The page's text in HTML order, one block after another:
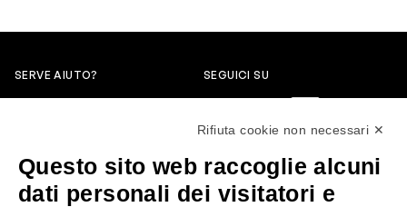
SERVE AIUTO?
servizioclienti@rossiprofumi.it
SEGUICI SU
Rifiuta cookie non necessari ✕
Questo sito web raccoglie alcuni
dati personali dei visitatori e